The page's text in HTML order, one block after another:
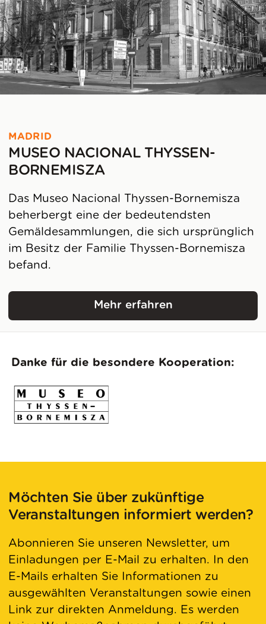
MADRID
MUSEO NACIONAL THYSSEN-
BORNEMISZA
Das Museo Nacional Thyssen-Bornemisza
beherbergt eine der bedeutendsten
Gemäldesammlungen, die sich ursprünglich
im Besitz der Familie Thyssen-Bornemisza
befand.
Mehr erfahren
Danke für die besondere Kooperation:
Möchten Sie über zukünftige
Veranstaltungen informiert werden?
Abonnieren Sie unseren Newsletter, um
Einladungen per E-Mail zu erhalten. In den
E-Mails erhalten Sie Informationen zu
ausgewählten Veranstaltungen sowie einen
Link zur direkten Anmeldung. Es werden